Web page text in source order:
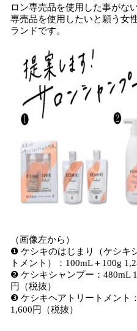
ロン専売品を使用した事がな
専売品を使用したいと願う女
ランドです。
（画像左から）
❶ ケシキのはじまり（ケシキ
トメント）：100mL＋100g
❷ ケシキシャンプー：480mL
円（税抜）
❸ ケシキヘアトリートメント
1,600円（税抜）